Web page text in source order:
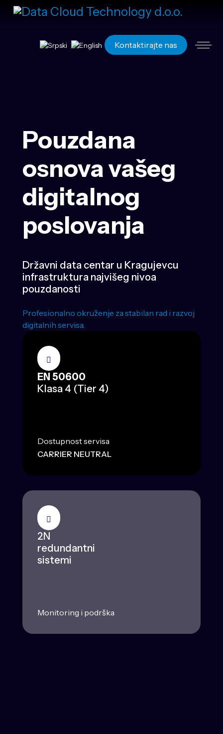
Izaberite vaš jezik Kontaktirajte nas
Pouzdana
osnova vašeg
digitalnog
poslovanja
Državni data centar u Kragujevcu
infrastruktura najvišeg nivoa
pouzdanosti
Profesionalno okruženje za stabilan rad i razvoj
digitalnih servisa.
EN 50600
Klasa 4 (Tier 4)
Dostupnost servisa
CARRIER NEUTRAL
2N
redundantni
sistemi
Monitoring i podrška